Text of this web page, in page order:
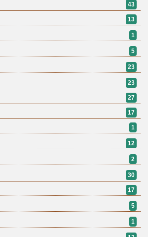
43
13
1
5
23
23
27
17
1
12
2
30
17
5
1